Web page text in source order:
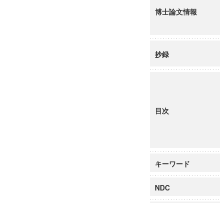
博士論文情報
抄録
目次
キーワード
NDC